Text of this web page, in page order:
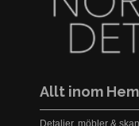
Allt inom
Detaljer, möbler &